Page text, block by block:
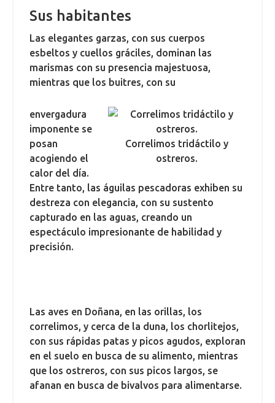
Sus habitantes
Las elegantes garzas, con sus cuerpos
esbeltos y cuellos gráciles, dominan las
marismas con su presencia majestuosa,
mientras que los buitres, con su
Correlimos tridáctilo y
ostreros.
envergadura
imponente se
posan
acogiendo el
calor del día.
Entre tanto, las águilas pescadoras exhiben su
destreza con elegancia, con su sustento
capturado en las aguas, creando un
espectáculo impresionante de habilidad y
precisión.
Las aves en Doñana, en las orillas, los
correlimos, y cerca de la duna, los chorlitejos,
con sus rápidas patas y picos agudos, exploran
en el suelo en busca de su alimento, mientras
que los ostreros, con sus picos largos, se
afanan en busca de bivalvos para alimentarse.